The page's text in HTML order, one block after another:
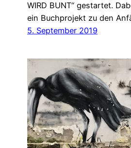
WIRD BUNT“ gestartet.
ein Buchprojekt zu den
5. September 2019